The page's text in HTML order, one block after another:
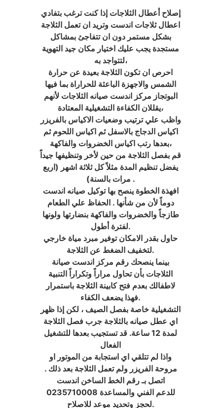
إصلاح أعطال الثلاجات إذا كنت ترغب بتفادي
اعطال ثلاجات اندست وتريد ان تعمل الثلاجة
بشكل مستمر دون ان تتفاجئ بمشاكل
مستجدة يجب عليك اختيار مكان جيد التهوية
لتتواجد به،
احرص ان تكون الثلاجة بعيدة عن حرارة
الشمس والاجهزة الباعثة للحراراة بما فيها
البوتجاز مركز اندست صيانه الثلاجات لأنهم
يقللان الكفاءة التشغيلية المعتادة،
واظب علي ترتيب وضعيات الاكياس بالفريزر
اكياس الدجاج بالاسفل ثم اكياس اللحوم ثم
بعدها رتب اكياس الخضروات والفاكهة،
قم بفصل الثلاجة من حين لأخر وتنظيفها جيداً
يفضل تنظيم المدة مثلاً كل ثلاثة اشهر (اربع
مرات بالسنة) .
افهذة الخطوة ينصح بها توكيل صيانه اندست
دوماً لأن من شأنها . الحفاظ علي الطعام
طازجاً والخضروات والفاكهة بنضارتها ولونها
لفترة أطول.
حاول بقدر الامكان توفير مبرد مياة خارجي
لتخفيف الضغط عن الثلاجة.
بينما ينصحك رقم مركز اندست صيانة
الثلاجات بأن تحاول مراراً وتكراراً التنبية
لاطفالك بعدم فتح كابينة الثلاجة باستمرار
.فهذا يضعف الكفاء
التشغيلية خاصة بفصل الصيف ، لكن إذا ظهر
اي عطل صيانه بالثلاجة جرب فصل الثلاجة
لمدة 12 ساعة. قد تستجيب بعدها للتشغيل
الفعال
واذا لم تتلقي اي استجابة من الموتور او
مروحة الفريزر ولم تعمل الثلاجة بعد ذلك .
اتصل بـ رقم الخط الساخن اندست
0235710008 للدعم الفني والمساعدة
لحجز وتحديد موعد للاصلاح.